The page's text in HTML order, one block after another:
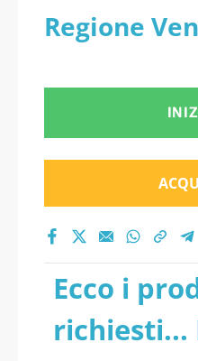
Regione
Ecco i
richiesti...